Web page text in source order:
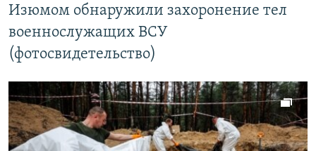
Изюмом обнаружили захоронение тел
военнослужащих ВСУ
(фотосвидетельство)